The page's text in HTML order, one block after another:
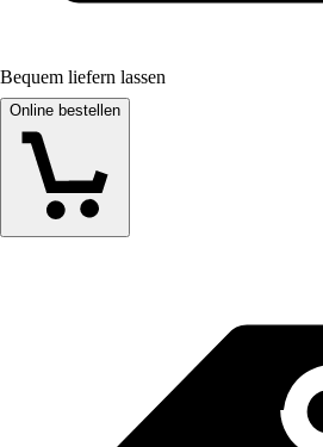
Bequem liefern lassen
Online bestellen